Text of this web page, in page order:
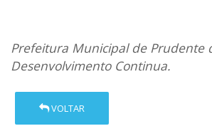
Prefeitura Municipal de Prudente
Desenvolvimento Continua.
VOLTAR